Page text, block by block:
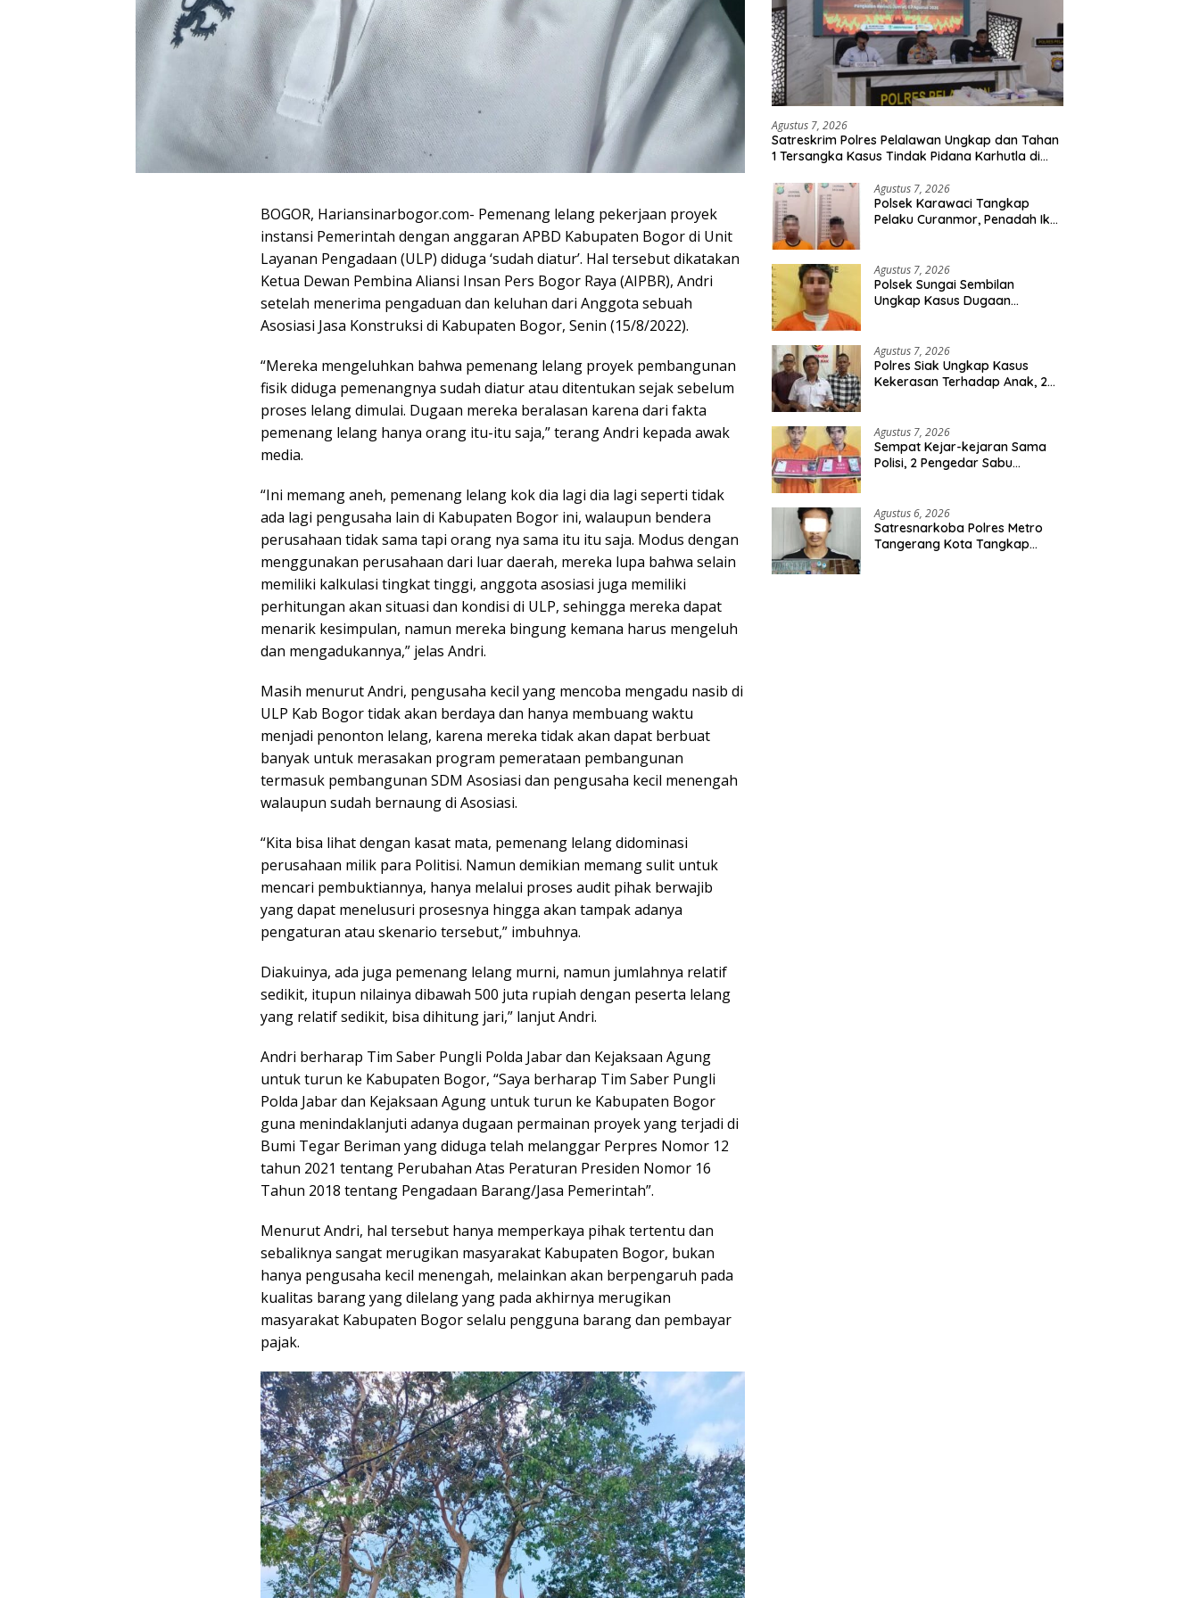
BOGOR, Hariansinarbogor.com- Pemenang lelang pekerjaan proyek
instansi Pemerintah dengan anggaran APBD Kabupaten Bogor di Unit
Layanan Pengadaan (ULP) diduga ‘sudah diatur’. Hal tersebut dikatakan
Ketua Dewan Pembina Aliansi Insan Pers Bogor Raya (AIPBR), Andri
setelah menerima pengaduan dan keluhan dari Anggota sebuah
Asosiasi Jasa Konstruksi di Kabupaten Bogor, Senin (15/8/2022).
“Mereka mengeluhkan bahwa pemenang lelang proyek pembangunan
fisik diduga pemenangnya sudah diatur atau ditentukan sejak sebelum
proses lelang dimulai. Dugaan mereka beralasan karena dari fakta
pemenang lelang hanya orang itu-itu saja,” terang Andri kepada awak
media.
“Ini memang aneh, pemenang lelang kok dia lagi dia lagi seperti tidak
ada lagi pengusaha lain di Kabupaten Bogor ini, walaupun bendera
perusahaan tidak sama tapi orang nya sama itu itu saja. Modus dengan
menggunakan perusahaan dari luar daerah, mereka lupa bahwa selain
memiliki kalkulasi tingkat tinggi, anggota asosiasi juga memiliki
perhitungan akan situasi dan kondisi di ULP, sehingga mereka dapat
menarik kesimpulan, namun mereka bingung kemana harus mengeluh
dan mengadukannya,” jelas Andri.
Masih menurut Andri, pengusaha kecil yang mencoba mengadu nasib di
ULP Kab Bogor tidak akan berdaya dan hanya membuang waktu
menjadi penonton lelang, karena mereka tidak akan dapat berbuat
banyak untuk merasakan program pemerataan pembangunan
termasuk pembangunan SDM Asosiasi dan pengusaha kecil menengah
walaupun sudah bernaung di Asosiasi.
“Kita bisa lihat dengan kasat mata, pemenang lelang didominasi
perusahaan milik para Politisi. Namun demikian memang sulit untuk
mencari pembuktiannya, hanya melalui proses audit pihak berwajib
yang dapat menelusuri prosesnya hingga akan tampak adanya
pengaturan atau skenario tersebut,” imbuhnya.
Diakuinya, ada juga pemenang lelang murni, namun jumlahnya relatif
sedikit, itupun nilainya dibawah 500 juta rupiah dengan peserta lelang
yang relatif sedikit, bisa dihitung jari,” lanjut Andri.
Andri berharap Tim Saber Pungli Polda Jabar dan Kejaksaan Agung
untuk turun ke Kabupaten Bogor, “Saya berharap Tim Saber Pungli
Polda Jabar dan Kejaksaan Agung untuk turun ke Kabupaten Bogor
guna menindaklanjuti adanya dugaan permainan proyek yang terjadi di
Bumi Tegar Beriman yang diduga telah melanggar Perpres Nomor 12
tahun 2021 tentang Perubahan Atas Peraturan Presiden Nomor 16
Tahun 2018 tentang Pengadaan Barang/Jasa Pemerintah”.
Menurut Andri, hal tersebut hanya memperkaya pihak tertentu dan
sebaliknya sangat merugikan masyarakat Kabupaten Bogor, bukan
hanya pengusaha kecil menengah, melainkan akan berpengaruh pada
kualitas barang yang dilelang yang pada akhirnya merugikan
masyarakat Kabupaten Bogor selalu pengguna barang dan pembayar
pajak.
Agustus 7, 2026
Satreskrim Polres Pelalawan Ungkap dan Tahan
1 Tersangka Kasus Tindak Pidana Karhutla di
Agustus 7, 2026
Polsek Karawaci Tangkap
Pelaku Curanmor, Penadah Ikut
Agustus 7, 2026
Polsek Sungai Sembilan
Ungkap Kasus Dugaan
Berhasil Diamankan
Agustus 7, 2026
Polres Siak Ungkap Kasus
Kekerasan Terhadap Anak, 2
Agustus 7, 2026
Sempat Kejar-kejaran Sama
Polisi, 2 Pengedar Sabu
Agustus 6, 2026
Satresnarkoba Polres Metro
Tangerang Kota Tangkap